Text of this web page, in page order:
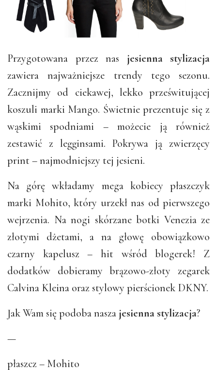
Przygotowana przez nas jesienna stylizacja
zawiera najważniejsze trendy tego sezonu.
Zacznijmy od ciekawej, lekko prześwitującej
koszuli marki Mango. Świetnie prezentuje się z
wąskimi spodniami – możecie ją również
zestawić z legginsami. Pokrywa ją zwierzęcy
print – najmodniejszy tej jesieni.
Na górę wkładamy mega kobiecy płaszczyk
marki Mohito, który urzekł nas od pierwszego
wejrzenia. Na nogi skórzane botki Venezia ze
złotymi dżetami, a na głowę obowiązkowo
czarny kapelusz – hit wśród blogerek! Z
dodatków dobieramy brązowo-złoty zegarek
Calvina Kleina oraz stylowy pierścionek DKNY.
Jak Wam się podoba nasza jesienna stylizacja?
—
płaszcz – Mohito